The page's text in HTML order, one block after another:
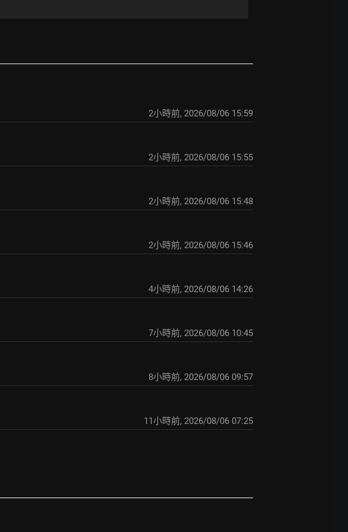
2小時前, 2026/08/06 15:59
2小時前, 2026/08/06 15:55
2小時前, 2026/08/06 15:48
2小時前, 2026/08/06 15:46
4小時前, 2026/08/06 14:26
7小時前, 2026/08/06 10:45
8小時前, 2026/08/06 09:57
11小時前, 2026/08/06 07:25